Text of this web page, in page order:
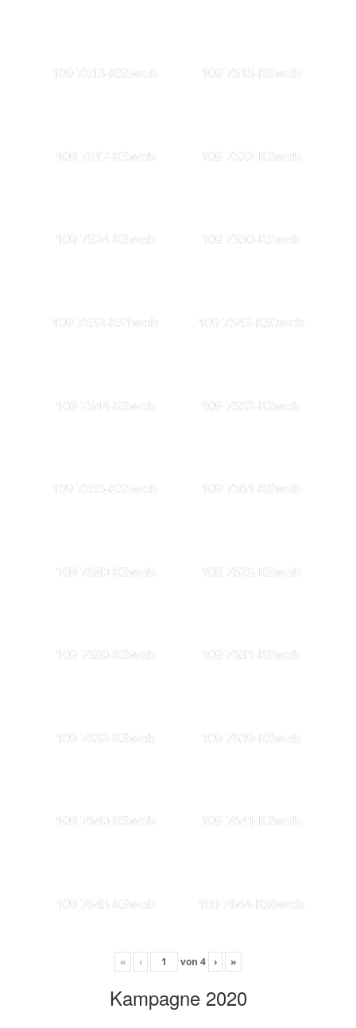
109 7513-KS5web 109 7515-KSweb
109 7517-KSweb 109 7522-KSweb
109 7524-KSweb 109 7530-KSweb
109 7532-KS1web 109 7542-KS0web
109 7544-KSweb 109 7552-KSweb
109 7555-KS5web 109 7561-KSweb
109 7580-KSweb 109 7625-KSweb
109 7630-KSweb 109 7631-KSweb
109 7632-KSweb 109 7639-KSweb
109 7640-KSweb 109 7641-KSweb
109 7643-KSweb 109 7644-KS6web
« ‹ von 4 › »
Kampagne 2020